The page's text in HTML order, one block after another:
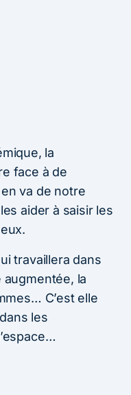
la
face à de
va de notre
aider à saisir les
travaillera dans
la
C’est elle
les